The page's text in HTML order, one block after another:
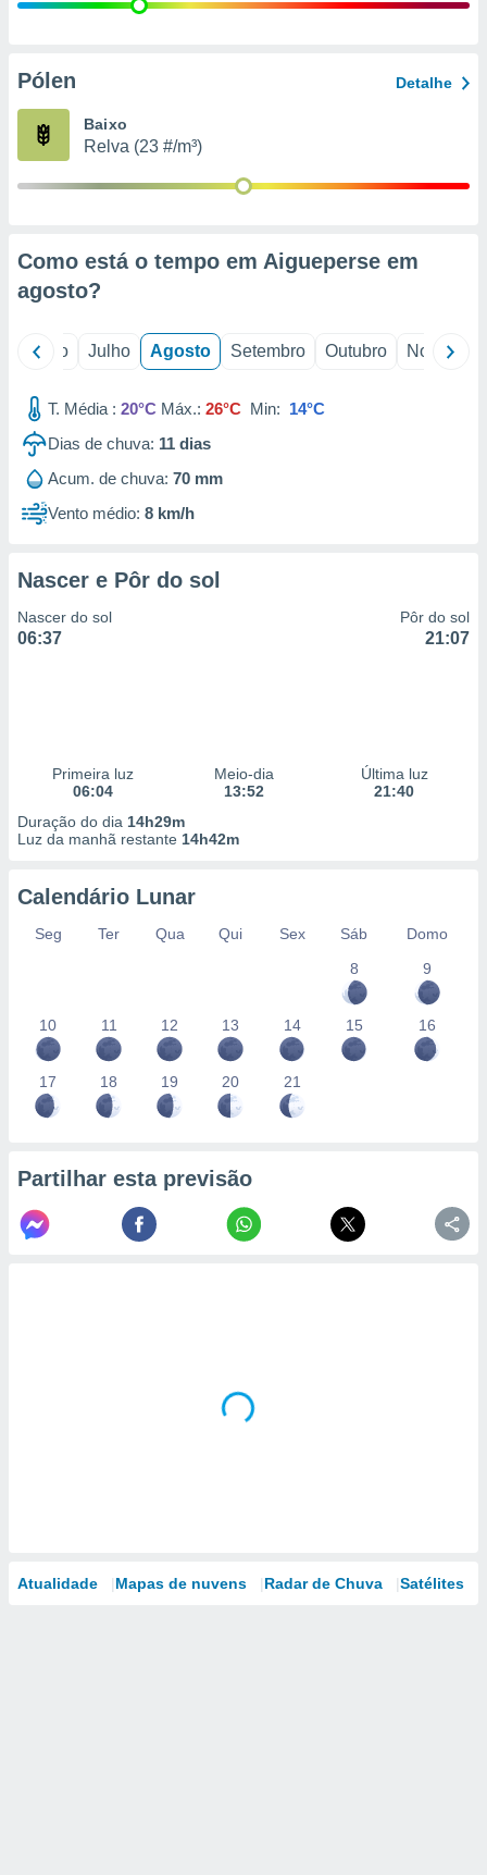
e
de
Pólen Detalhe
Baixo
Relva (23 #/m³)
Como está o tempo em Aigueperse em
agosto?
Junho Julho Agosto Setembro Outubro Novembro
T. Média : 20°C Máx.: 26°C Min: 14°C
Dias de chuva: 11 dias
Acum. de chuva: 70 mm
Vento médio: 8 km/h
Nascer e Pôr do sol
Nascer do sol
06:37
Pôr do sol
21:07
Primeira luz
06:04
Meio-dia
13:52
Última luz
21:40
Duração do dia 14h29m
Luz da manhã restante 14h42m
Calendário Lunar
Seg Ter Qua Qui Sex Sáb
Domo
8
9
10 11 12 13 14 15 16
17 18 19 20 21
Partilhar esta previsão
Atualidade Mapas de nuvens Radar de Chuva Satélites